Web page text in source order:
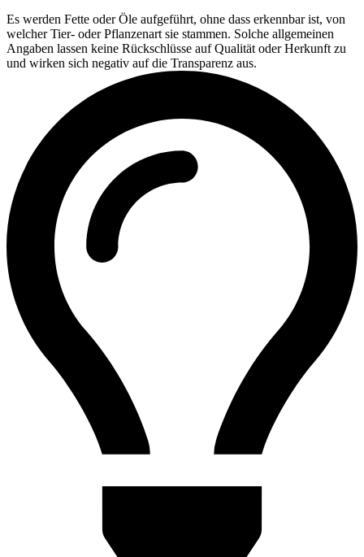
Es werden Fette oder Öle aufgeführt, ohne dass erkennbar ist, von
welcher Tier- oder Pflanzenart sie stammen. Solche allgemeinen
Angaben lassen keine Rückschlüsse auf Qualität oder Herkunft zu
und wirken sich negativ auf die Transparenz aus.